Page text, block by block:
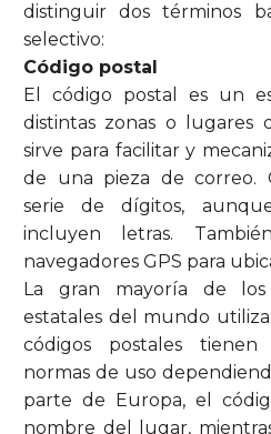
distinguir dos términos
selectivo:
Código postal
El código postal es un
distintas zonas o lugares
sirve para facilitar y
de una pieza de correo.
serie de dígitos,
incluyen letras.
navegadores GPS para
La gran mayoría de los
estatales del mundo
códigos postales
normas de uso
parte de Europa, el
nombre del lugar,